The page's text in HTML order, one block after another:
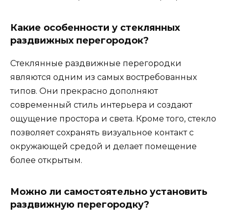
Какие особенности у стеклянных
раздвижных перегородок?
Стеклянные раздвижные перегородки
являются одним из самых востребованных
типов. Они прекрасно дополняют
современный стиль интерьера и создают
ощущение простора и света. Кроме того, стекло
позволяет сохранять визуальное контакт с
окружающей средой и делает помещение
более открытым.
Можно ли самостоятельно установить
раздвижную перегородку?